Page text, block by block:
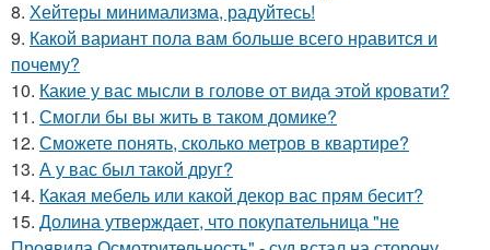
8. Хейтеры минимализма, радуйтесь!
9. Какой вариант пола вам больше всего нравится и
почему?
10. Какие у вас мысли в голове от вида этой кровати?
11. Смогли бы вы жить в таком домике?
12. Сможете понять, сколько метров в квартире?
13. А у вас был такой друг?
14. Какая мебель или какой декор вас прям бесит?
15. Долина утверждает, что покупательница "не